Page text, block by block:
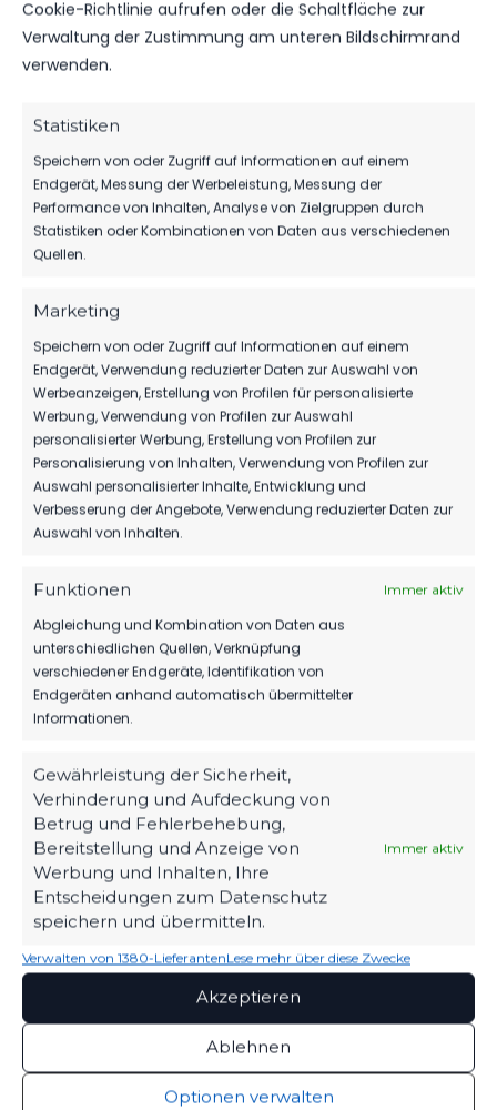
Cookie-Richtlinie aufrufen oder die Schaltfläche zur
Verwaltung der Zustimmung am unteren Bildschirmrand
verwenden.
Statistiken
Speichern von oder Zugriff auf Informationen auf einem
Endgerät, Messung der Werbeleistung, Messung der
Performance von Inhalten, Analyse von Zielgruppen durch
Statistiken oder Kombinationen von Daten aus verschiedenen
Quellen.
Marketing
Speichern von oder Zugriff auf Informationen auf einem
Endgerät, Verwendung reduzierter Daten zur Auswahl von
Werbeanzeigen, Erstellung von Profilen für personalisierte
Werbung, Verwendung von Profilen zur Auswahl
personalisierter Werbung, Erstellung von Profilen zur
Personalisierung von Inhalten, Verwendung von Profilen zur
Auswahl personalisierter Inhalte, Entwicklung und
Verbesserung der Angebote, Verwendung reduzierter Daten zur
Auswahl von Inhalten.
Funktionen Immer aktiv
Abgleichung und Kombination von Daten aus
unterschiedlichen Quellen, Verknüpfung
verschiedener Endgeräte, Identifikation von
Endgeräten anhand automatisch übermittelter
Informationen.
Gewährleistung der Sicherheit,
Verhinderung und Aufdeckung von
Betrug und Fehlerbehebung,
Bereitstellung und Anzeige von
Werbung und Inhalten, Ihre
Entscheidungen zum Datenschutz
speichern und übermitteln.
Immer aktiv
Verwalten von 1380-LieferantenLese mehr über diese Zwecke
Akzeptieren
Ablehnen
Optionen verwalten
0 ROTE KARTEN
DATUM BEGEGNUNG ERGEBNIS
DI.., 28.
2023
Uhr
vs. FSV 63
Luckenwalde
FR.., 05.
AUG.
2022
18:00
Uhr
FSV 63
Luckenwalde
vs. FC
Rot-
Weiß
Erfurt
1:1
Nordost
SPIELZEIT
KO
Spieler
46'
Spieler 66'
7. Clemens Koplin 69'
Spieler 69'
Spieler
Spieler